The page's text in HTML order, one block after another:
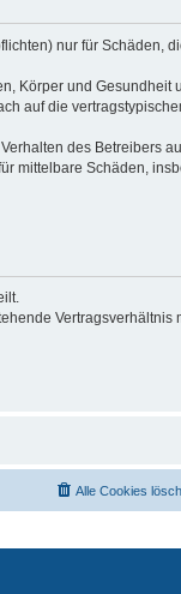
nur für Schäden,
Körper und Gesundheit
auf die
des Betreibers
mittelbare Schäden,
Vertragsverhältnis
Alle Cookies